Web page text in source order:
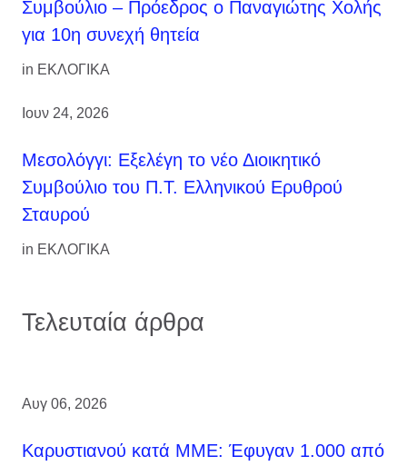
Συμβούλιο – Πρόεδρος ο Παναγιώτης Χολής
για 10η συνεχή θητεία
in ΕΚΛΟΓΙΚΑ
Ιουν 24, 2026
Μεσολόγγι: Εξελέγη το νέο Διοικητικό
Συμβούλιο του Π.Τ. Ελληνικού Ερυθρού
Σταυρού
in ΕΚΛΟΓΙΚΑ
Τελευταία άρθρα
Αυγ 06, 2026
Καρυστιανού κατά ΜΜΕ: Έφυγαν 1.000 από